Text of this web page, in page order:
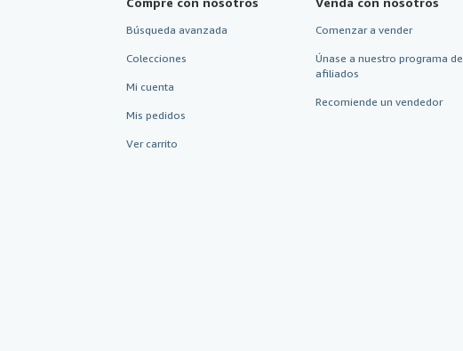
Búsqueda avanzada
Colecciones
Mi cuenta
Mis pedidos
Ver carrito
Comenzar a vender
Únase a nuestro programa de
afiliados
Recomiende un vendedor